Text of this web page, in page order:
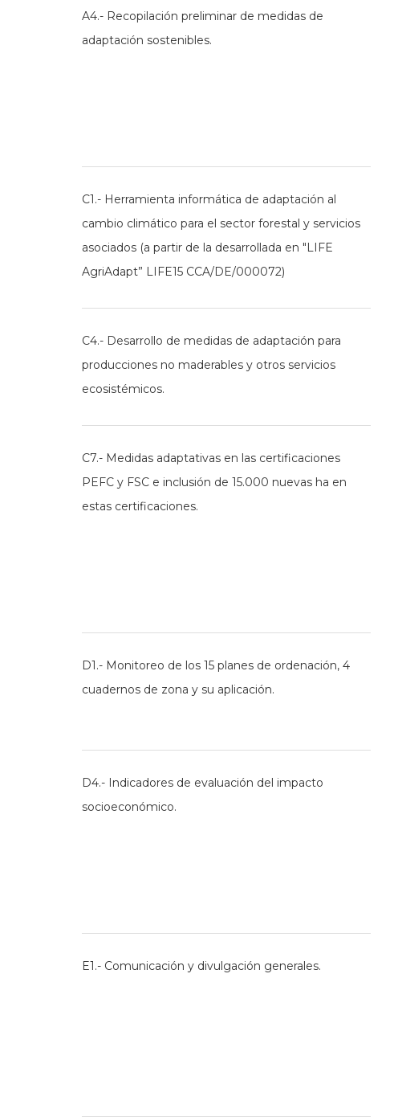
A4.- Recopilación preliminar de medidas de
adaptación sostenibles.
C1.- Herramienta informática de adaptación al
cambio climático para el sector forestal y servicios
asociados (a partir de la desarrollada en "LIFE
AgriAdapt” LIFE15 CCA/DE/000072)
C4.- Desarrollo de medidas de adaptación para
producciones no maderables y otros servicios
ecosistémicos.
C7.- Medidas adaptativas en las certificaciones
PEFC y FSC e inclusión de 15.000 nuevas ha en
estas certificaciones.
D1.- Monitoreo de los 15 planes de ordenación, 4
cuadernos de zona y su aplicación.
D4.- Indicadores de evaluación del impacto
socioeconómico.
E1.- Comunicación y divulgación generales.